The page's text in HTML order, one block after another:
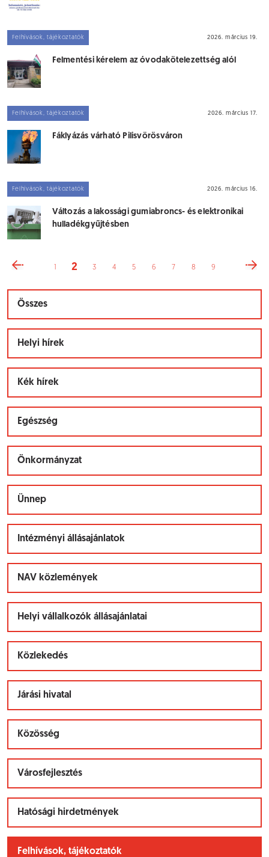
Felhívások, tájékoztatók 2026. március 19.
Felmentési kérelem az óvodakötelezettség alól
Felhívások, tájékoztatók 2026. március 17.
Fáklyázás várható Pilisvörösváron
Felhívások, tájékoztatók 2026. március 16.
Változás a lakossági gumiabroncs- és elektronikai
hulladékgyűjtésben
2 3 4 5 6 7 8 9
Összes
Helyi hírek
Kék hírek
Egészség
Önkormányzat
Ünnep
Intézményi állásajánlatok
NAV közlemények
Helyi vállalkozók állásajánlatai
Közlekedés
Járási hivatal
Közösség
Városfejlesztés
Hatósági hirdetmények
Felhívások, tájékoztatók